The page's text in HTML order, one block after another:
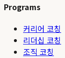
Programs
커리어 코칭
리더십 코칭
조직 코칭